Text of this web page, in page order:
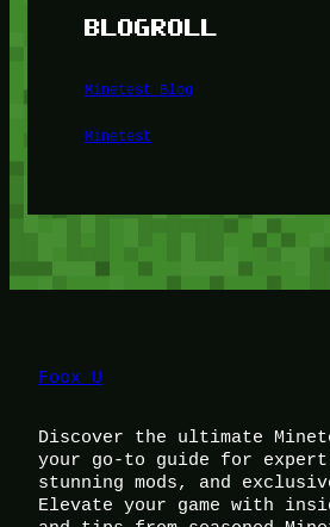
BLOGROLL
Minetest Blog
Minetest
Foox U
Discover the ultimate
your go-to guide for
stunning mods, and
Elevate your game with